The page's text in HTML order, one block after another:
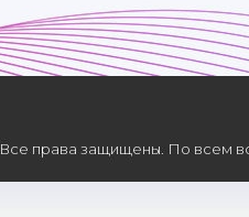
Все права защищены. По всем